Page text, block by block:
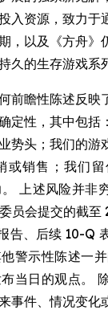
入资源，致力于
，以及《方舟》
久的生存游戏系
前瞻性陈述反映
定性，其中包括
势头；我们的游
或销售；我们
上述风险并非
员会提交的截至
告、后续 10-Q
警示性陈述一
当日的观点。
事件、情况变化